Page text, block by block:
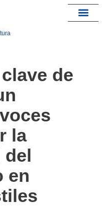
de
la
del
en